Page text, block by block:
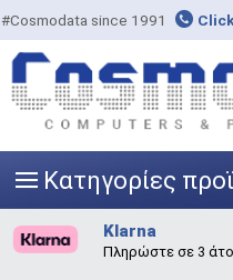
#Cosmodata since 1991
||| Κατηγορίες
Klarna
Πληρώστε σε 3